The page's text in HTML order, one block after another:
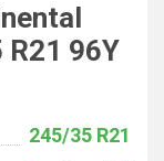
96Y
245/35 R21